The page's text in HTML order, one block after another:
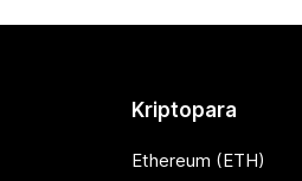
Kriptopara
Ethereum (ETH)